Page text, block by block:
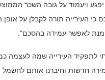
יפגע ויעמוד על גובה השכר
כי העירייה תורה לקבלן על
מנת לאפשר עמידה בהסכם".
לתפקיד העירייה שמה לעצמה
חדשות וחיברנו אותם לחשמל